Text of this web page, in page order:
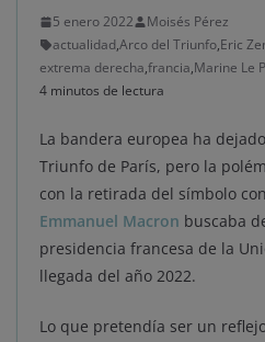
5 enero 2022
Moisés Pérez
actualidad,Arco del Triunfo,Eric
extrema derecha,francia,Marine Le
4 minutos de lectura
La bandera europea ha
Triunfo de París, pero la
con la retirada del símbolo
Emmanuel Macron buscaba
presidencia francesa de la
llegada del año 2022.
Lo que pretendía ser un